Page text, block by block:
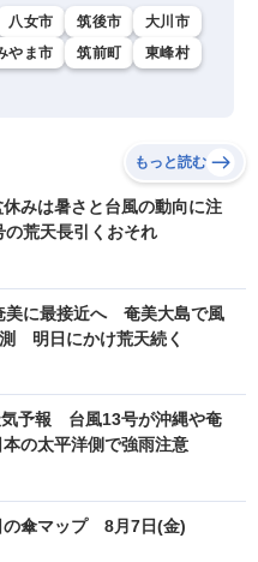
八女市 筑後市
大川市
やま市 筑前町
東峰村
もっと読む
みは暑さと台風の動向に注
荒天長引くおそれ
美に最接近へ 奄美大島で風
明日にかけ荒天続く
予報 台風13号が沖縄や奄
の太平洋側で強雨注意
の傘マップ 8月7日(金)